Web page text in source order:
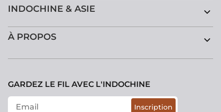
INDOCHINE & ASIE
À PROPOS
GARDEZ LE FIL AVEC L'INDOCHINE
Inscription